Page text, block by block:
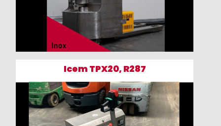
Icem TPX20, R287